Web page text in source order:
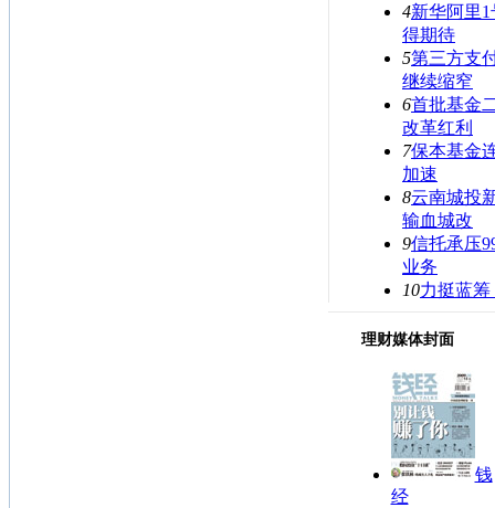
4新华阿里
得期待
5第三方支
继续缩窄
6首批基金
改革红利
7保本基金
加速
8云南城投
输血城改
9信托承压
业务
10力挺蓝
理财媒体封面
钱
经